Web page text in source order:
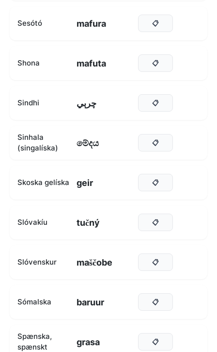
Sesótó mafura 📋
Shona mafuta 📋
Sindhi چرٻي 📋
Sinhala
(singalíska)
මේදය 📋
Skoska gelíska geir 📋
Slóvakíu tučný 📋
Slóvenskur maščobe 📋
Sómalska baruur 📋
Spænska,
spænskt
grasa 📋